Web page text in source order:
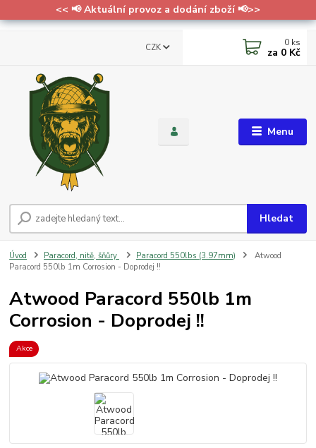
<< 📢 Aktuální provoz a dodání zboží 📢>>
Menu
CZK
Hledat
0 ks
za 0 Kč
Úvod Paracord, nitě, šňůry Paracord 550lbs (3.97mm)
Atwood
Paracord 550lb 1m Corrosion - Doprodej !!
Atwood Paracord 550lb 1m
Corrosion - Doprodej !!
Akce